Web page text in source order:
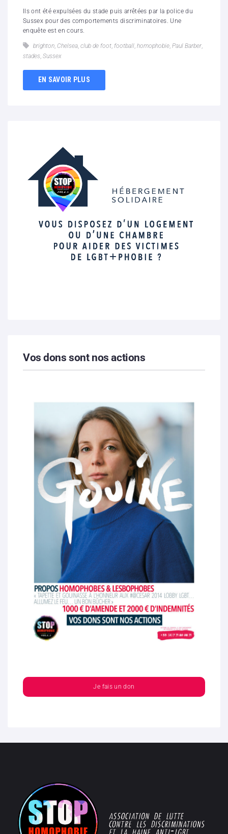
Ils ont été expulsées du stade puis arrêtées par la police du
Sussex pour des comportements discriminatoires. Une
enquête est en cours.
brighton, Chelsea, club de foot, football, homophobie, Paul Barber,
stades, Sussex
EN SAVOIR PLUS
Vos dons sont nos actions
Je fais un don